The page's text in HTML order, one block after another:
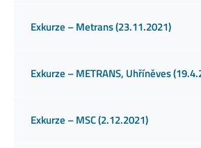
Exkurze – Metrans (23.11.2021)
Exkurze – METRANS, Uhříněves
Exkurze – MSC (2.12.2021)